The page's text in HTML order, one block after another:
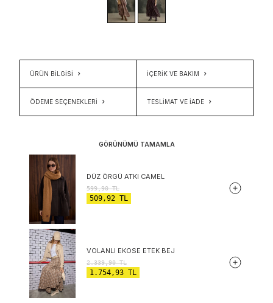
ÜRÜN BİLGİSİ İÇERIK VE BAKIM
ÖDEME SEÇENEKLERI TESLIMAT VE İADE
GÖRÜNÜMÜ TAMAMLA
DÜZ ÖRGÜ ATKI CAMEL
599,90TL
509,92 TL
VOLANLI EKOSE ETEK BEJ
2.339,90TL
1.754,93 TL